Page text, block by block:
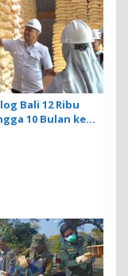
Bali 12 Ribu
10 Bulan ke